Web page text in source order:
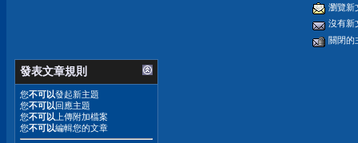
瀏覽新
沒有新
關閉的
發表文章規則
您不可以發起新主題
您不可以回應主題
您不可以 上傳附加檔案
您不可以編輯您的文章